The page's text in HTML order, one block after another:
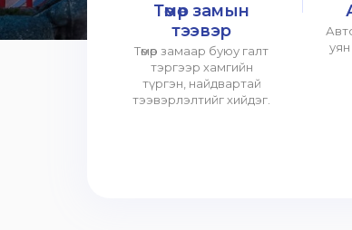
Төмөр замын
тээвэр
Төмөр замаар буюу галт
тэргээр хамгийн
түргэн, найдвартай
тээвэрлэлтийг хийдэг.
уян